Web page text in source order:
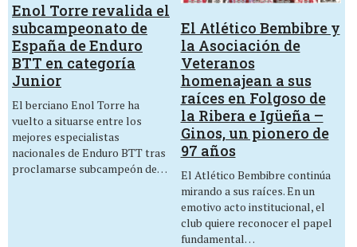
Enol Torre revalida el
subcampeonato de
España de Enduro
BTT en categoría
Junior
El berciano Enol Torre ha
vuelto a situarse entre los
mejores especialistas
nacionales de Enduro BTT tras
proclamarse subcampeón de…
El Atlético Bembibre y
la Asociación de
Veteranos
homenajean a sus
raíces en Folgoso de
la Ribera e Igüeña –
Ginos, un pionero de
97 años
El Atlético Bembibre continúa
mirando a sus raíces. En un
emotivo acto institucional, el
club quiere reconocer el papel
fundamental…